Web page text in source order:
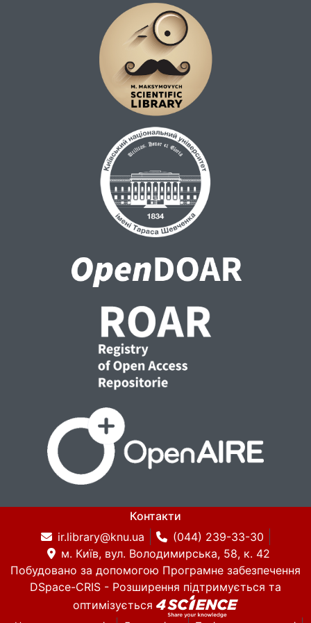
Контакти
ir.library@knu.ua
(044) 239-33-30
м. Київ, вул. Володимирська, 58, к. 42
Побудовано за допомогою Програмне забезпечення
DSpace-CRIS - Розширення підтримується та
оптимізується